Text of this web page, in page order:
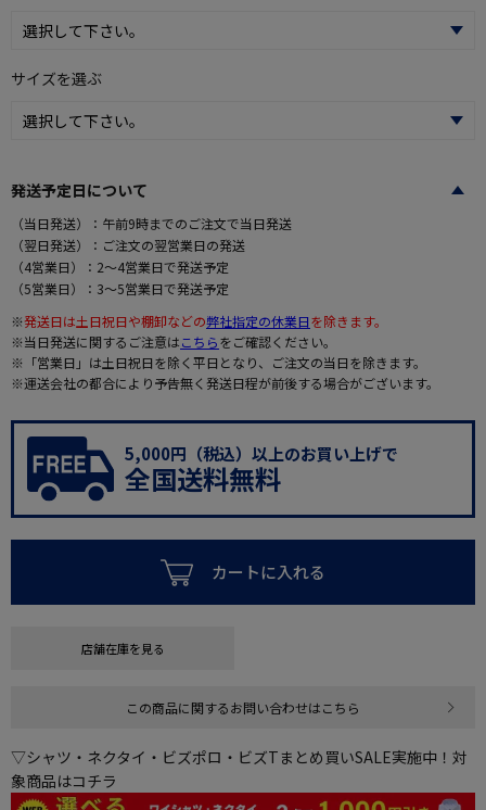
サイズを選ぶ
発送予定日について
（当日発送）：午前9時までのご注文で当日発送
（翌日発送）：ご注文の翌営業日の発送
（4営業日）：2～4営業日で発送予定
（5営業日）：3～5営業日で発送予定
※発送日は土日祝日や棚卸などの弊社指定の休業日を除きます。
※当日発送に関するご注意はこちらをご確認ください。
※「営業日」は土日祝日を除く平日となり、ご注文の当日を除きます。
※運送会社の都合により予告無く発送日程が前後する場合がございます。
5,000円（税込）以上のお買い上げで
全国送料無料
カートに入れる
店舗在庫を見る
この商品に関するお問い合わせはこちら
▽シャツ・ネクタイ・ビズポロ・ビズTまとめ買いSALE実施中！対
象商品はコチラ